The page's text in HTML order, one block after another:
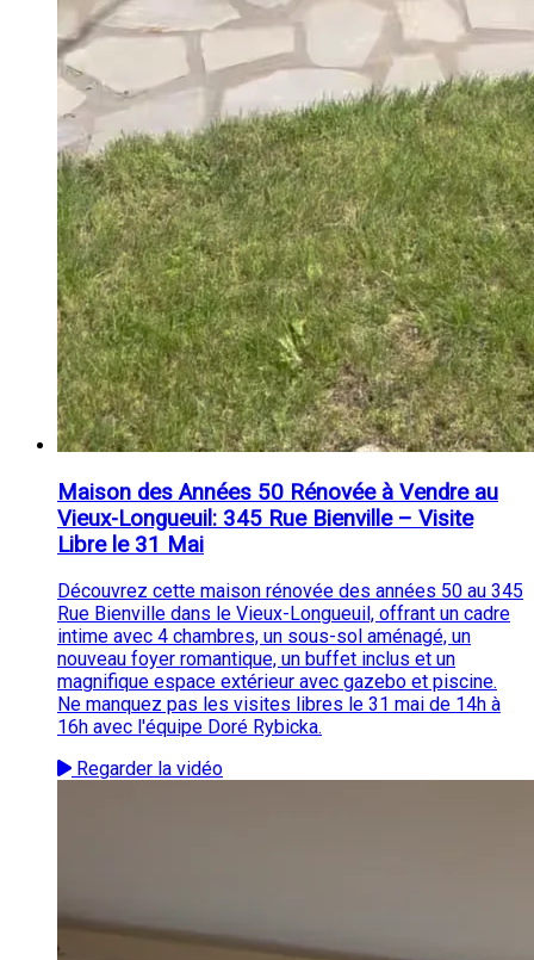
Maison des Années 50 Rénovée à Vendre au
Vieux-Longueuil: 345 Rue Bienville – Visite
Libre le 31 Mai
Découvrez cette maison rénovée des années 50 au 345
Rue Bienville dans le Vieux-Longueuil, offrant un cadre
intime avec 4 chambres, un sous-sol aménagé, un
nouveau foyer romantique, un buffet inclus et un
magnifique espace extérieur avec gazebo et piscine.
Ne manquez pas les visites libres le 31 mai de 14h à
16h avec l'équipe Doré Rybicka.
Regarder la vidéo